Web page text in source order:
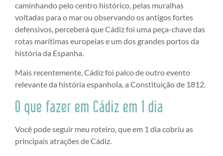
caminhando pelo centro histórico, pelas muralhas
voltadas para o mar ou observando os antigos fortes
defensivos, perceberá que Cádiz foi uma peça-chave das
rotas marítimas europeias e um dos grandes portos da
história da Espanha.
Mais recentemente, Cádiz foi palco de outro evento
relevante da história espanhola, a Constituição de 1812.
O que fazer em Cádiz em 1 dia
Você pode seguir meu roteiro, que em 1 dia cobriu as
principais atrações de Cádiz.